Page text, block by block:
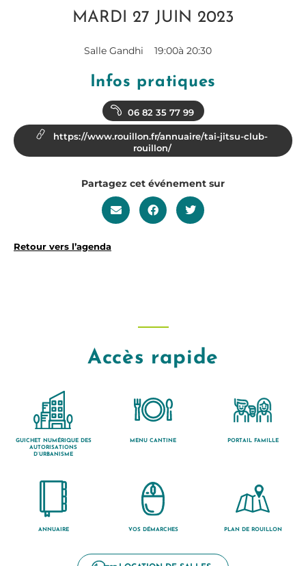
MARDI 27 JUIN 2023
Salle Gandhi 19:00à 20:30
Infos pratiques
06 82 35 77 99
https://www.rouillon.fr/annuaire/tai-jitsu-club-
rouillon/
Partagez cet événement sur
Retour vers l’agenda
Accès rapide
GUICHET NUMÉRIQUE DES
AUTORISATIONS
D’URBANISME
MENU CANTINE PORTAIL FAMILLE
ANNUAIRE VOS DÉMARCHES PLAN DE ROUILLON